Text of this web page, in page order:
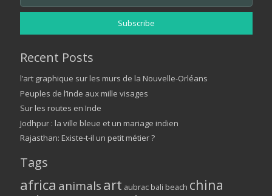
Recent Posts
l’art graphique sur les murs de la Nouvelle-Orléans
Peuples de l’Inde aux mille visages
Sur les routes en Inde
Jodhpur : la ville bleue et un mariage indien
Rajasthan: Existe-t-il un petit métier ?
Tags
africa animalsart aubrac bali beach china